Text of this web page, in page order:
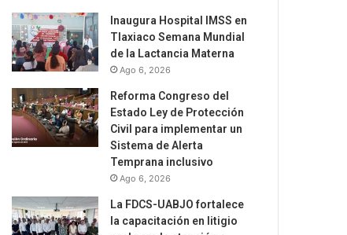
Inaugura Hospital IMSS en
Tlaxiaco Semana Mundial
de la Lactancia Materna
Ago 6, 2026
Reforma Congreso del
Estado Ley de Protección
Civil para implementar un
Sistema de Alerta
Temprana inclusivo
Ago 6, 2026
La FDCS-UABJO fortalece
la capacitación en litigio